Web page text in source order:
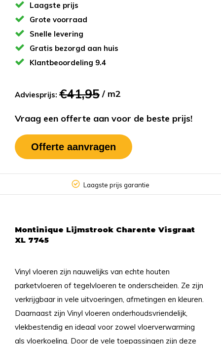
Laagste prijs
Grote voorraad
Snelle levering
Gratis bezorgd aan huis
Klantbeoordeling 9.4
Adviesprijs: €41,95 / m2
Vraag een offerte aan voor de beste prijs!
Offerte aanvragen
Laagste prijs garantie
Montinique Lijmstrook Charente Visgraat
XL 7745
Vinyl vloeren zijn nauwelijks van echte houten
parketvloeren of tegelvloeren te onderscheiden. Ze zijn
verkrijgbaar in vele uitvoeringen, afmetingen en kleuren.
Daarnaast zijn Vinyl vloeren onderhoudsvriendelijk,
vlekbestendig en ideaal voor zowel vloerverwarming
als vloerkoeling. Door de vele toepassingen zijn deze